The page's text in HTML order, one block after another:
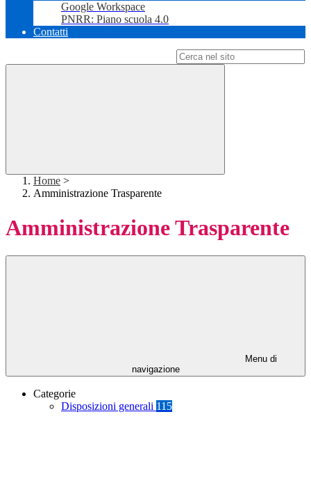
Google Workspace
PNRR: Piano scuola 4.0
Contatti
Home >
Amministrazione Trasparente
Amministrazione Trasparente
Menu di
navigazione
Categorie
Disposizioni generali 115